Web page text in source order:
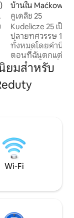
ลี่ย 5 จาก 5, 82 รีวิว
บ้านใน
คูเดลิช 25
Kudelicze 25 เป็น
ปลายทศวรรษ
ทั้งหมดโดยคำนึงถึ
ตอนที่ฉันตกแต่งที่
เดิมบางชิ้นไว้ ซึ่ง
มีโรงนาเก่า และ
ในเวลาว่าง การท่อ
ชิดสำหรับผู้ที่ต้อง
ได้ใกล้ชิดธรรมชา
ยมสำหรับ
Wi-Fi